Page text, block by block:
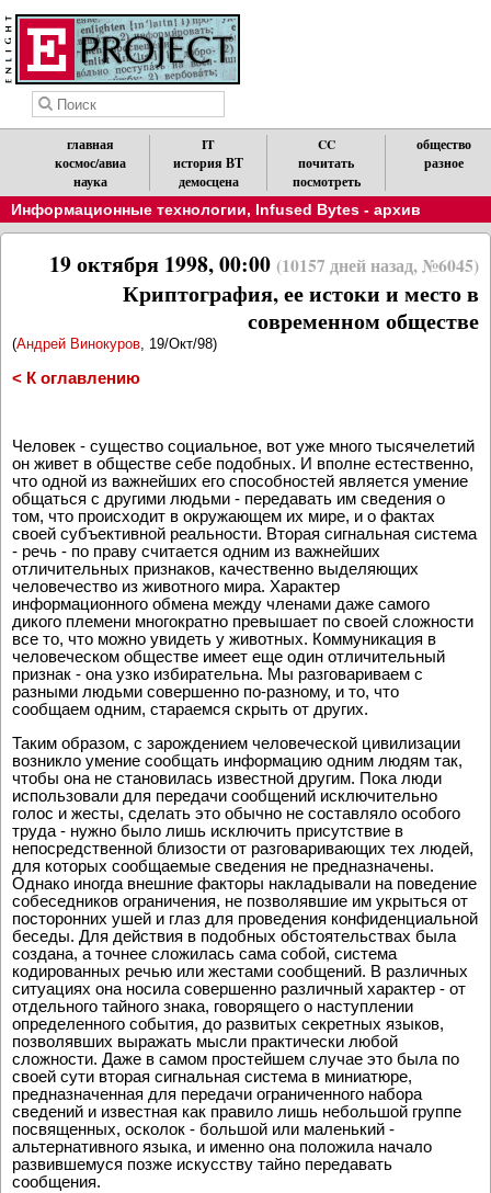
главная
космос/авиа
наука
IT
история ВТ
демосцена
CC
почитать
посмотреть
общество
разное
Информационные технологии, Infused Bytes - архив
19 октября 1998, 00:00 (10157 дней назад, №6045)
Криптография, ее истоки и место в
современном обществе
(Андрей Винокуров, 19/Окт/98)
< К оглавлению
Человек - существо социальное, вот уже много тысячелетий
он живет в обществе себе подобных. И вполне естественно,
что одной из важнейших его способностей является умение
общаться с другими людьми - передавать им сведения о
том, что происходит в окружающем их мире, и о фактах
своей субъективной реальности. Вторая сигнальная система
- речь - по праву считается одним из важнейших
отличительных признаков, качественно выделяющих
человечество из животного мира. Характер
информационного обмена между членами даже самого
дикого племени многократно превышает по своей сложности
все то, что можно увидеть у животных. Коммуникация в
человеческом обществе имеет еще один отличительный
признак - она узко избирательна. Мы разговариваем с
разными людьми совершенно по-разному, и то, что
сообщаем одним, стараемся скрыть от других.
Таким образом, с зарождением человеческой цивилизации
возникло умение сообщать информацию одним людям так,
чтобы она не становилась известной другим. Пока люди
использовали для передачи сообщений исключительно
голос и жесты, сделать это обычно не составляло особого
труда - нужно было лишь исключить присутствие в
непосредственной близости от разговаривающих тех людей,
для которых сообщаемые сведения не предназначены.
Однако иногда внешние факторы накладывали на поведение
собеседников ограничения, не позволявшие им укрыться от
посторонних ушей и глаз для проведения конфиденциальной
беседы. Для действия в подобных обстоятельствах была
создана, а точнее сложилась сама собой, система
кодированных речью или жестами сообщений. В различных
ситуациях она носила совершенно различный характер - от
отдельного тайного знака, говорящего о наступлении
определенного события, до развитых секретных языков,
позволявших выражать мысли практически любой
сложности. Даже в самом простейшем случае это была по
своей сути вторая сигнальная система в миниатюре,
предназначенная для передачи ограниченного набора
сведений и известная как правило лишь небольшой группе
посвященных, осколок - большой или маленький -
альтернативного языка, и именно она положила начало
развившемуся позже искусству тайно передавать
сообщения.